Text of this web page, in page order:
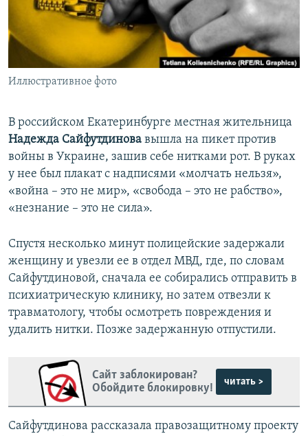
ПОБЕДИТЕЛЕЙ НЕ СУДЯТ?
КРЫМ.НЕПОКОРЕННЫЙ
ELIFBE
УКРАИНСКАЯ ПРОБЛЕМА КРЫМА
ПРИСОЕДИНЯЙТЕСЬ!
Иллюстративное фото
В российском Екатеринбурге местная жительница
Надежда Сайфутдинова вышла на пикет против
войны в Украине, зашив себе нитками рот. В руках
у нее был плакат с надписями «молчать нельзя»,
«война – это не мир», «свобода – это не рабство»,
«незнание – это не сила».
Спустя несколько минут полицейские задержали
женщину и увезли ее в отдел МВД, где, по словам
Сайфутдиновой, сначала ее собирались отправить в
психиатрическую клинику, но затем отвезли к
травматологу, чтобы осмотреть повреждения и
удалить нитки. Позже задержанную отпустили.
Сайт заблокирован?
Обойдите блокировку!
читать >
Сайфутдинова рассказала правозащитному проекту